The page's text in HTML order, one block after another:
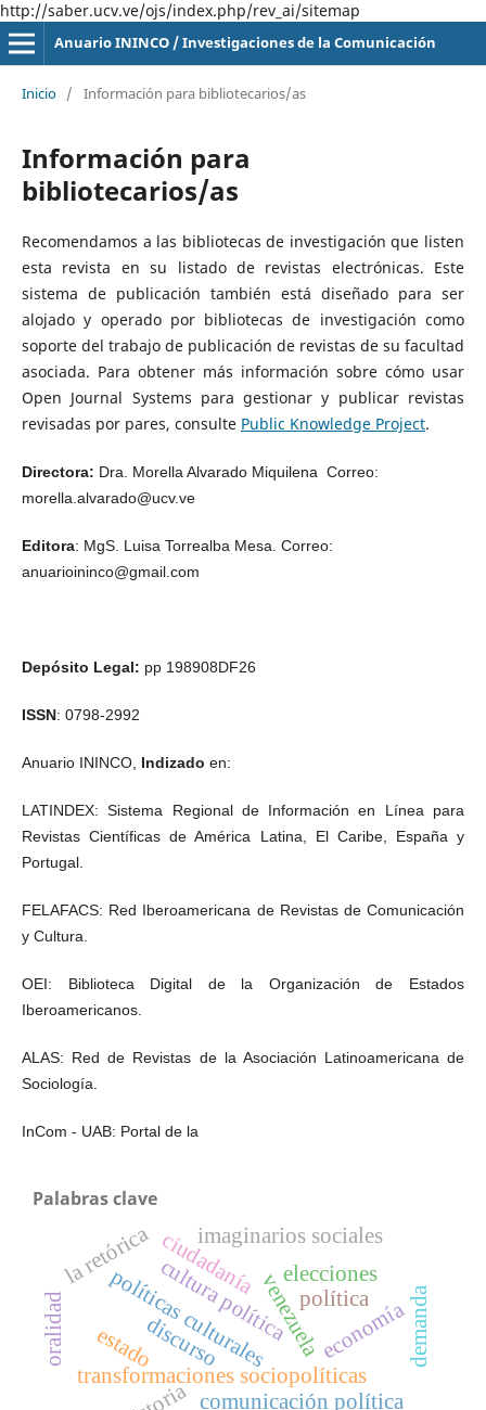
http://saber.ucv.ve/ojs/index.php/rev_ai/sitemap
Anuario ININCO / Investigaciones de la Comunicación
Inicio / Información para bibliotecarios/as
Información para
bibliotecarios/as
Recomendamos a las bibliotecas de investigación que listen
esta revista en su listado de revistas electrónicas. Este
sistema de publicación también está diseñado para ser
alojado y operado por bibliotecas de investigación como
soporte del trabajo de publicación de revistas de su facultad
asociada. Para obtener más información sobre cómo usar
Open Journal Systems para gestionar y publicar revistas
revisadas por pares, consulte Public Knowledge Project.
Directora: Dra. Morella Alvarado Miquilena Correo:
morella.alvarado@ucv.ve
Editora: MgS. Luisa Torrealba Mesa. Correo:
anuarioininco@gmail.com
Depósito Legal: pp 198908DF26
ISSN: 0798-2992
Anuario ININCO, Indizado en:
LATINDEX: Sistema Regional de Información en Línea para
Revistas Científicas de América Latina, El Caribe, España y
Portugal.
FELAFACS: Red Iberoamericana de Revistas de Comunicación
y Cultura.
OEI: Biblioteca Digital de la Organización de Estados
Iberoamericanos.
ALAS: Red de Revistas de la Asociación Latinoamericana de
Sociología.
InCom - UAB: Portal de la
Palabras clave
cultura política
transformaciones sociopolíticas
venezuela
comunicación política
políticas culturales economía
política
discurso
estado
ciudadanía
la retórica elecciones
imaginarios sociales
oralidad demanda